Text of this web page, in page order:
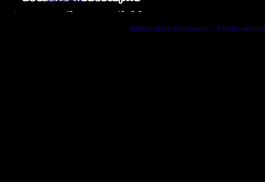
Administrace WebSnadno | Tvorba